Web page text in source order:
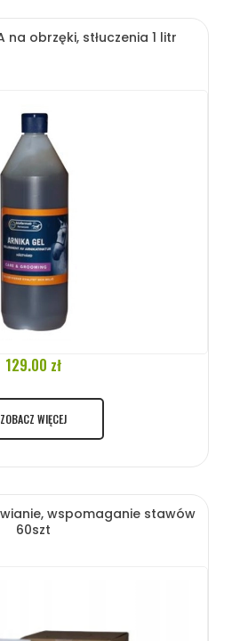
na obrzęki, stłuczenia 1 litr
129.00 zł
ZOBACZ WIĘCEJ
wspomaganie stawów
60szt